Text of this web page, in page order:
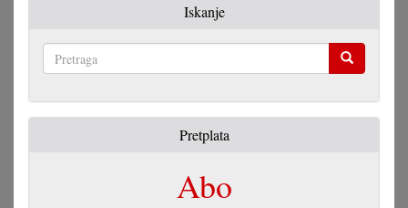
Iskanje
Pretplata
Abo